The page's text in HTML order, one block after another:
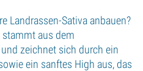
Landrassen-Sativa anbauen?
stammt aus dem
zeichnet sich durch ein
ein sanftes High aus, das